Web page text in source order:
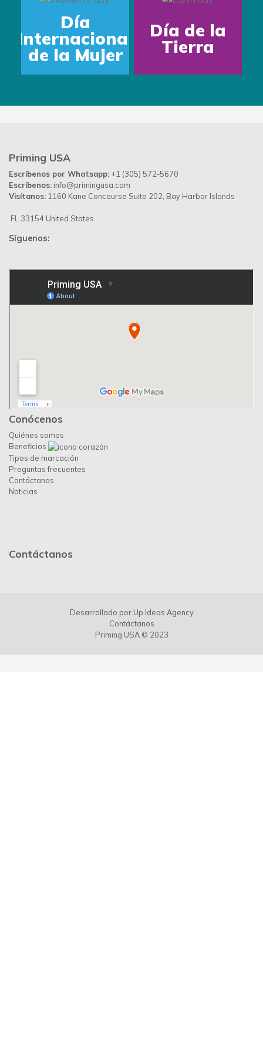
Día
Internacional
de la Mujer
Día de la
Tierra
Priming USA
Escríbenos por Whatsapp: +1 (305) 572-5670
Escríbenos: info@primingusa.com
Visítanos: 1160 Kane Concourse Suite 202, Bay Harbor Islands
FL 33154 United States
Síguenos:
Conócenos
Quiénes somos
Beneficios
Tipos de marcación
Preguntas frecuentes
Contáctanos
Noticias
Contáctanos
Desarrollado por Up Ideas Agency
Contáctanos
Priming USA © 2023